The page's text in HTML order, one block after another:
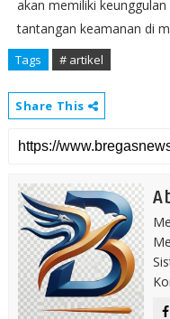
akan memiliki
tantangan keamanan di
Tags # artikel
Share This